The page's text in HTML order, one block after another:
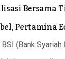
Bersama
Pertamina
BSI (Bank